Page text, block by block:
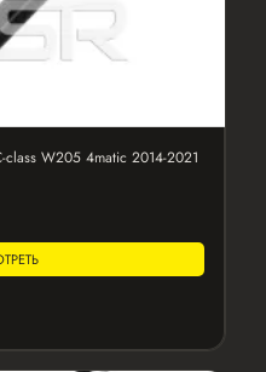
class W205 4matic 2014-2021